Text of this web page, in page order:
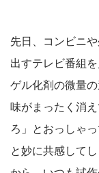
先日、コンビニ
出すテレビ番組
ゲル化剤の微量
味がまったく消
ろ」とおっしゃ
と妙に共感して